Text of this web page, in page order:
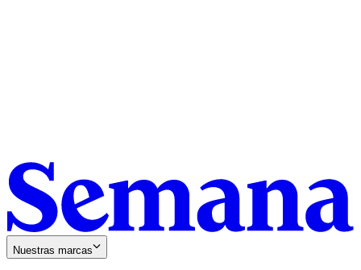
Nuestras marcas